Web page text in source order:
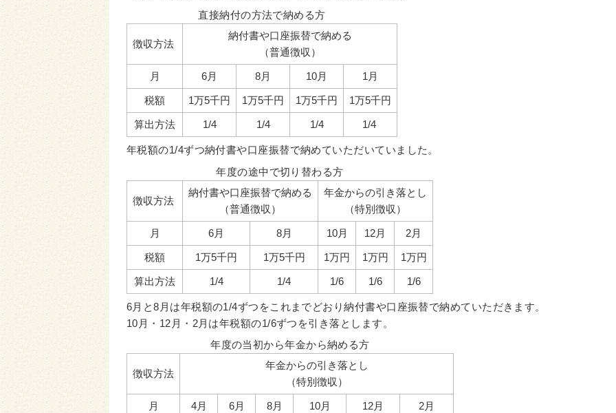
直接納付の方法で納める方
徴収方法
納付書や口座振替で納める
（普通徴収）
月 6月 8月 10月 1月
税額 1万5千円 1万5千円 1万5千円 1万5千円
算出方法 1/4 1/4 1/4 1/4
年税額の1/4ずつ納付書や口座振替で納めていただいていました。
年度の途中で切り替わる方
徴収方法
納付書や口座振替で納める
（普通徴収）
年金からの引き落とし
（特別徴収）
月 6月 8月 10月 12月 2月
税額 1万5千円 1万5千円 1万円 1万円 1万円
算出方法 1/4 1/4 1/6 1/6 1/6
6月と8月は年税額の1/4ずつをこれまでどおり納付書や口座振替で納めていただきます。
10月・12月・2月は年税額の1/6ずつを引き落とします。
年度の当初から年金から納める方
徴収方法
年金からの引き落とし
（特別徴収）
月 4月 6月 8月 10月 12月 2月